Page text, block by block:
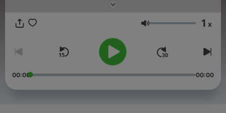
sucesos inexplicables y adaptaciones dramatizadas de relatos
Síguenos en nuestras redes sociales oficiales:
Facebook: https://www.facebook.com/relatos.dell...
Twitter: https://twitter.com/LadoRelatos
Email: contacto@relatosdelladooscuro.com
https://www.spreaker.com/podcast/relatos-del-lado-oscuro-
Volume 1 x
00:00 00:00